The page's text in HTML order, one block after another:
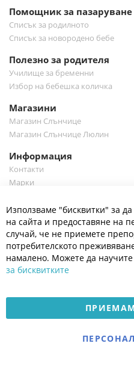
Помощник за пазаруване
Списък за родилното
Списък за новородено бебе
Полезно за родителя
Училище за бременни
Избор на бебешка количка
Магазини
Магазин Слънчице
Магазин Слънчице Люлин
Информация
Контакти
Марки
Полезно
Общи условия
Политика за поверителност
Платформа за OPC
Доставка и плащане
Електронен
разработен и
Използваме "бисквитки" за
на сайта и предоставяне на
случай, че не приемете
потребителското
намалено. Можете да
за бисквитките